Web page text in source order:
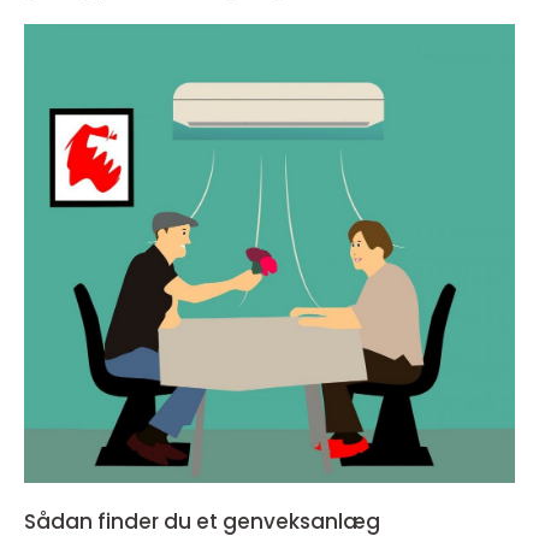
Sådan finder du et genveksanlæg